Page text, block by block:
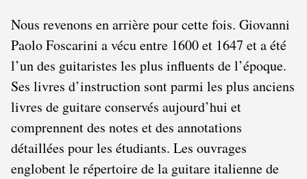
Nous revenons en arrière pour cette fois. Giovanni
Paolo Foscarini a vécu entre 1600 et 1647 et a été
l’un des guitaristes les plus influents de l’époque.
Ses livres d’instruction sont parmi les plus anciens
livres de guitare conservés aujourd’hui et
comprennent des notes et des annotations
détaillées pour les étudiants. Les ouvrages
englobent le répertoire de la guitare italienne de